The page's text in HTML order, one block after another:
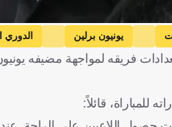
يونيون برلين الدوري
فريقه لمواجهة مضيفه
للمباراة، قائلاً: